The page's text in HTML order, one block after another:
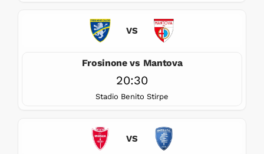
VS
Frosinone vs Mantova
20:30
Stadio Benito Stirpe
VS